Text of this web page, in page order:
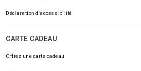
Déclaration d'accessibilité
CARTE CADEAU
Offrez une carte cadeau